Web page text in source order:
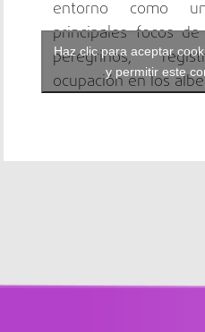
Haz clic para aceptar
y permitir este
entorno como
principales focos
peregrinos,
ocupación en los